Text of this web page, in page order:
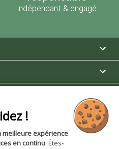
indépendant & engagé


